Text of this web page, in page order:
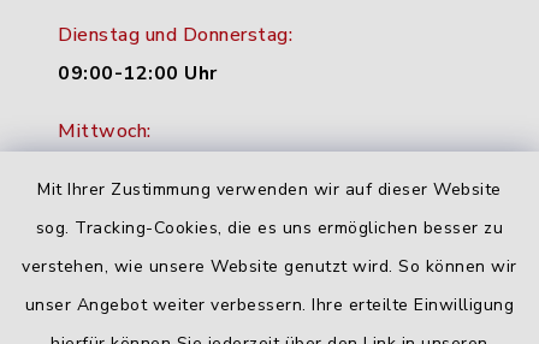
Mit Ihrer Zustimmung verwenden wir auf dieser Website
sog. Tracking-Cookies, die es uns ermöglichen besser zu
verstehen, wie unsere Website genutzt wird. So können wir
unser Angebot weiter verbessern. Ihre erteilte Einwilligung
Dienstag und Donnerstag:
09:00-12:00 Uhr
Mittwoch:
Freitag:
geschlossen